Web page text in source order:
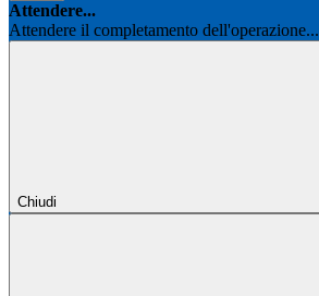
Attendere...
Attendere il completamento dell'operazione...
Chiudi